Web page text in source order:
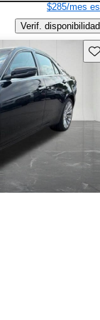
$285/mes
Verif. disponibilidad